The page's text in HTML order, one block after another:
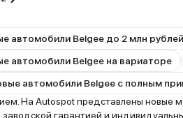
автомобили Belgee до 2 млн рублей
автомобили Belgee на вариаторе
На Autospot представлены новые
гарантией и